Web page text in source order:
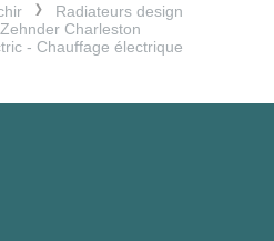
Radiateurs design
Zehnder Charleston
- Chauffage électrique